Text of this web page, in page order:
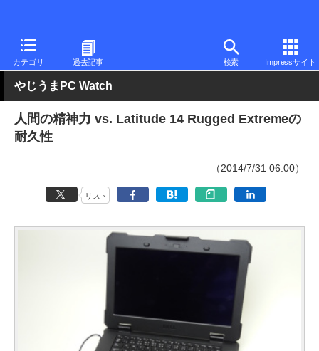
カテゴリ 過去記事 検索 Impressサイト
PC Watch パソコン/タブレット/スマートフォン モバイルノート
やじうまPC Watch
人間の精神力 vs. Latitude 14 Rugged Extremeの
耐久性
（2014/7/31 06:00）
リスト